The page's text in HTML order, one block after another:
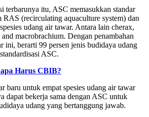
terbarunya itu, ASC memasukkan standar
RAS (recirculating aquaculture system) dan
udang air tawar. Antara lain cherax,
and macrobrachium. Dengan penambahan
ini, berarti 99 persen jenis budidaya udang
ASC.
Harus CBIB?
baru untuk empat spesies udang air tawar
dapat bekerja sama dengan ASC untuk
udang yang bertanggung jawab.